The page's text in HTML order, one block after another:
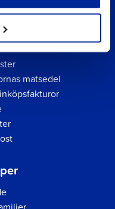
matsedel